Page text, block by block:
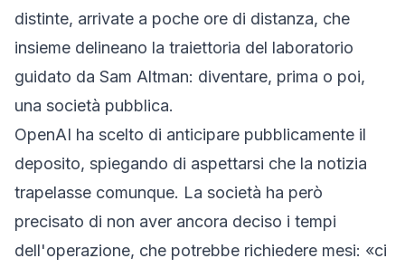
distinte, arrivate a poche ore di distanza, che
insieme delineano la traiettoria del laboratorio
guidato da Sam Altman: diventare, prima o poi,
una società pubblica.
OpenAI ha scelto di anticipare pubblicamente il
deposito, spiegando di aspettarsi che la notizia
trapelasse comunque. La società ha però
precisato di non aver ancora deciso i tempi
dell'operazione, che potrebbe richiedere mesi: «ci